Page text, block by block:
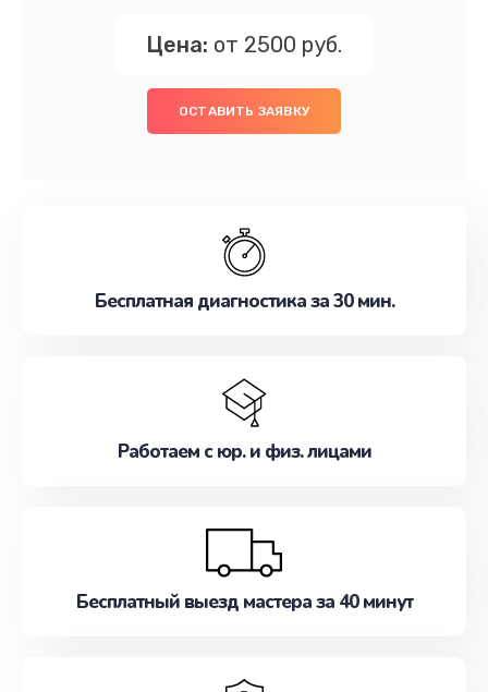
Цена: от 2500 руб.
ОСТАВИТЬ ЗАЯВКУ
Бесплатная диагностика за 30 мин.
Работаем с юр. и физ. лицами
Бесплатный выезд мастера за 40 минут